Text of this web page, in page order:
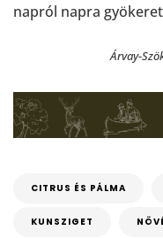
napról napra
Árvay-
CITRUS ÉS PÁLMA
KUNSZIGET